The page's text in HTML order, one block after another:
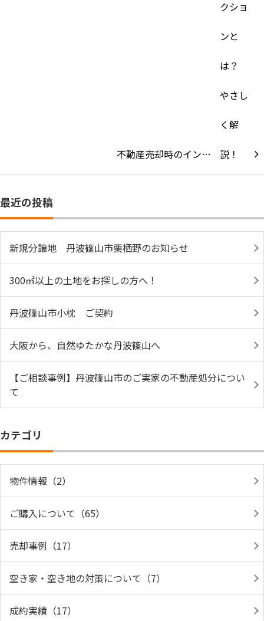
不動産売却時のイン…
最近の投稿
新規分譲地 丹波篠山市栗栖野のお知らせ
300㎡以上の土地をお探しの方へ！
丹波篠山市小枕 ご契約
大阪から、自然ゆたかな丹波篠山へ
【ご相談事例】丹波篠山市のご実家の不動産処分につい
て
カテゴリ
物件情報（2）
ご購入について（65）
売却事例（17）
空き家・空き地の対策について（7）
成約実績（17）